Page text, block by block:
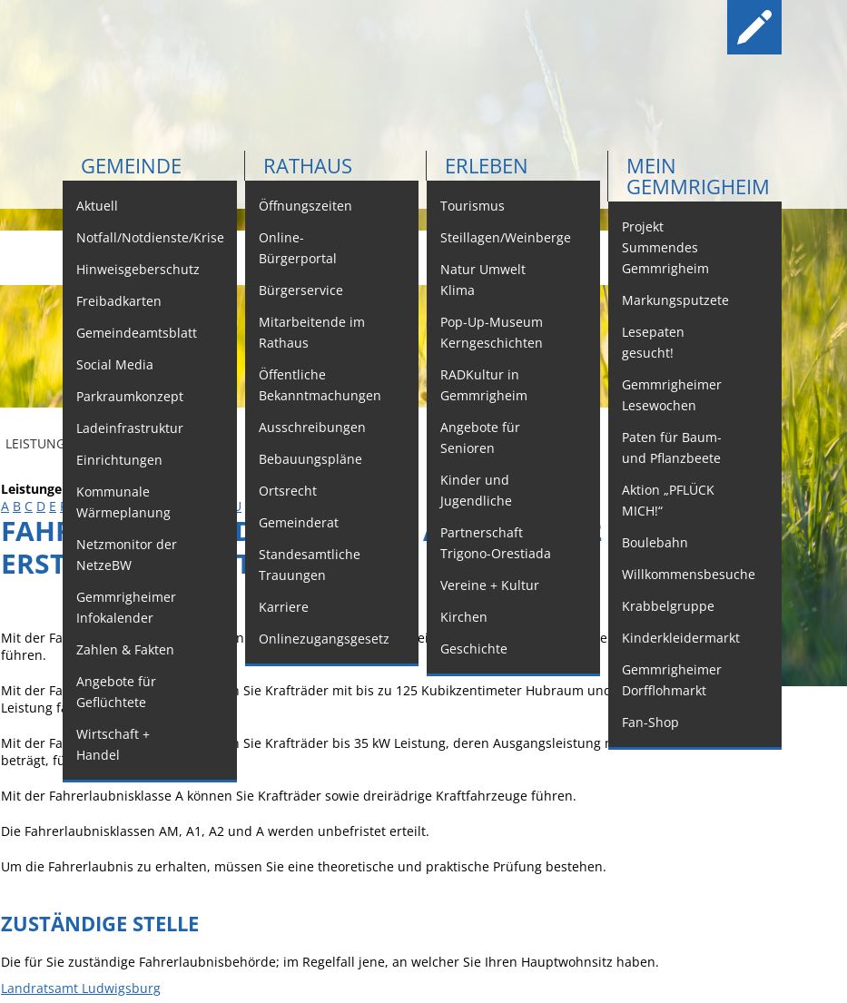
GEMEINDE
Aktuell
Notfall/Notdienste/Krise
Hinweisgeberschutz
Freibadkarten
Gemeindeamtsblatt
Social Media
Parkraumkonzept
Ladeinfrastruktur
Einrichtungen
Kindertageseinrichtungen
Schulkindbetreuung
Grundschule
Mensa
Musikschule
Jugendhaus
Sportstätten
Freiwillige
Bauhof
Häckselplatz
Friedhof
Kommunale
Wärmeplanung
Netzmonitor der
NetzeBW
Gemmrigheimer
Infokalender
Zahlen & Fakten
Angebote für
Geflüchtete
Wirtschaft +
Handel
RATHAUS
Öffnungszeiten
Kontakt
Online-
Bürgerportal
Bürgerservice
Behördenwegweiser
Lebenslagen
Leistungen -
Service BW
Neubürgerinfos
Formulare
Mängelmeldung
Winterdienst
Gutachterausschuss
Organspende
Gleichstellung
Selbstbestimmung
Wohnungssicherung
Schaukästen
Mitarbeitende im
Rathaus
Öffentliche
Bekanntmachungen
Ausschreibungen
Bebauungspläne
Ortsrecht
Gemeinderat
Standesamtliche
Trauungen
Karriere
Onlinezugangsgesetz
ERLEBEN
Tourismus
Steillagen/Weinberge
Natur Umwelt
Klima
Pop-Up-Museum
Kerngeschichten
RADKultur in
Gemmrigheim
Angebote für
Senioren
Kinder und
Jugendliche
Partnerschaft
Trigono-Orestiada
Vereine + Kultur
Kirchen
Geschichte
MEIN
GEMMRIGHEIM
Projekt
Summendes
Gemmrigheim
Markungsputzete
Lesepaten
gesucht!
Gemmrigheimer
Lesewochen
Paten für Baum-
und Pflanzbeete
Aktion „PFLÜCK
MICH!“
Boulebahn
Willkommensbesuche
Krabbelgruppe
Kinderkleidermarkt
Gemmrigheimer
Dorfflohmarkt
Fan-Shop
LEISTUNGEN - SERVICE BW
Leistungen
A B C D E F G H I J K L M N O U
FAHRERLAUBNIS DER KLASSEN AM, A, A1, A2 ODER A
ERSTMALIG BEANTRAGEN
Mit der Fahrerlaubnisklasse AM können Sie zwei- und dreirädrige Kleinkrafträder sowie vierrädrige Leichtkraftfahrzeuge
führen.
Mit der Fahrerlaubnisklasse A1 können Sie Krafträder mit bis zu 125 Kubikzentimeter Hubraum und bis zu 11 kW
Leistung fahren.
Mit der Fahrerlaubnisklasse A2 können Sie Krafträder bis 35 kW Leistung, deren Ausgangsleistung nicht mehr als 70 kW
beträgt, führen.
Mit der Fahrerlaubnisklasse A können Sie Krafträder sowie dreirädrige Kraftfahrzeuge führen.
Die Fahrerlaubnisklassen AM, A1, A2 und A werden unbefristet erteilt.
Um die Fahrerlaubnis zu erhalten, müssen Sie eine theoretische und praktische Prüfung bestehen.
ZUSTÄNDIGE STELLE
Die für Sie zuständige Fahrerlaubnisbehörde; im Regelfall jene, an welcher Sie Ihren Hauptwohnsitz haben.
Landratsamt Ludwigsburg